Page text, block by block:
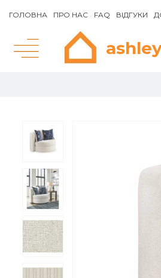
ГОЛОВНА ПРО НАС FAQ ВІДГУКИ